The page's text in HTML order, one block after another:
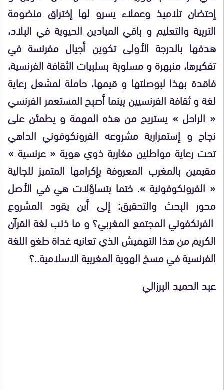
إحتضان تلاميذ وعملاء يسرو لها إختراق منضومة
التربية والتعليم و باقي الميادين الحيوية في البلاد،
هدفها بالدرجة الأولى تكوين أجيال مفرنسة في
تفكيرها، منبهرة و مسلوبة بسلبيات الثقافة الفرنسية،
فاقدة بهذا لبوصلتها و قيمها، حاملة لمشعل رعاية
لغة و ثقافة الفرنسيين بينما أصبح المستعمر الفرنسي
« الراحل » يستريح من هذه المهمة و يطمئن على
نجاح و إستمرارية مشروعه الفرونكوفوني الداهي
تحت رعاية مواطنين مغاربة ذوي هوية « عرنسية »
مقيمين بالمغرب المعروفة بإكرامها المتميز للجالية
« الفرونكوفونية ». ختما بتساؤلات هي في الأصل
محور البحث والتحقيق: إلى أين يقود المشروع
الفرنكفوني المجتمع المغربي؟ و ما ذنب لغة القرآن
الكريم من هذا التهميش الذي تعانيه غداة طغو اللغة
الفرنسية في مسخ الهوية المغربية الاسلامية..؟
عبد الحميد البرزالي